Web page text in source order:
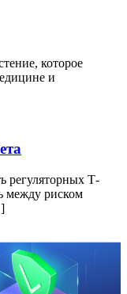
которое
и
регуляторных Т-
между риском